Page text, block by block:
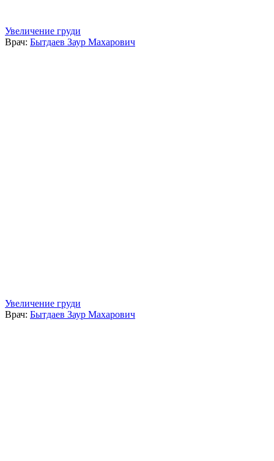
Увеличение груди
Врач: Бытдаев Заур Махарович
Увеличение груди
Врач: Бытдаев Заур Махарович